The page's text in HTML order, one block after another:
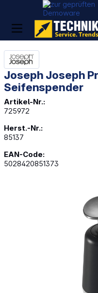
Joseph Joseph
Seifenspender
Artikel-Nr.:
725972
Herst.-Nr.:
85137
EAN-Code:
5028420851373
Bildergalerie überspringen